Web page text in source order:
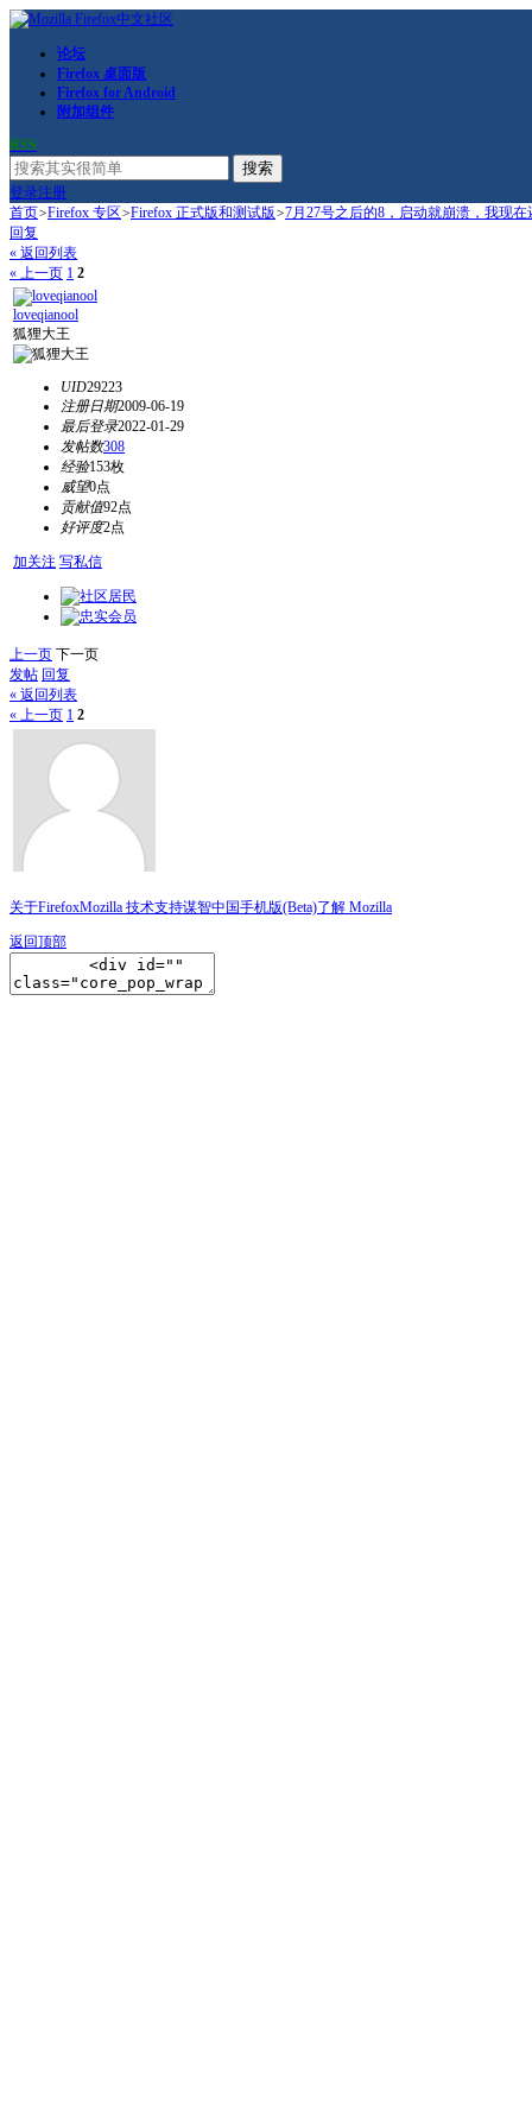
论坛
Firefox 桌面版
Firefox for Android
附加组件
RSS
搜索
登录注册
首页>Firefox 专区>Firefox 正式版和测试版>7月27号之后的8，启动就崩溃，我现
回复
« 返回列表
« 上一页 1 2
loveqianool
狐狸大王
UID29223
注册日期2009-06-19
最后登录2022-01-29
发帖数308
经验153枚
威望0点
贡献值92点
好评度2点
加关注 写私信
上一页 下一页
发帖 回复
« 返回列表
« 上一页 1 2
关于FirefoxMozilla 技术支持谋智中国手机版(Beta)了解 Mozilla
返回顶部